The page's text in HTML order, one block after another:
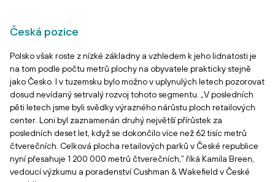
Česká pozice
Polsko však roste z nízké základny a vzhledem k jeho lidnatosti je
na tom podle počtu metrů plochy na obyvatele prakticky stejně
jako Česko. I v tuzemsku bylo možno v uplynulých letech pozorovat
dosud nevídaný setrvalý rozvoj tohoto segmentu. „V posledních
pěti letech jsme byli svědky výrazného nárůstu ploch retailových
center. Loni byl zaznamenán druhý největší přírůstek za
posledních deset let, když se dokončilo více než 62 tisíc metrů
čtverečních. Celková plocha retailových parků v České republice
nyní přesahuje 1 200 000 metrů čtverečních,“ říká Kamila Breen,
vedoucí výzkumu a poradenství Cushman & Wakefield v České